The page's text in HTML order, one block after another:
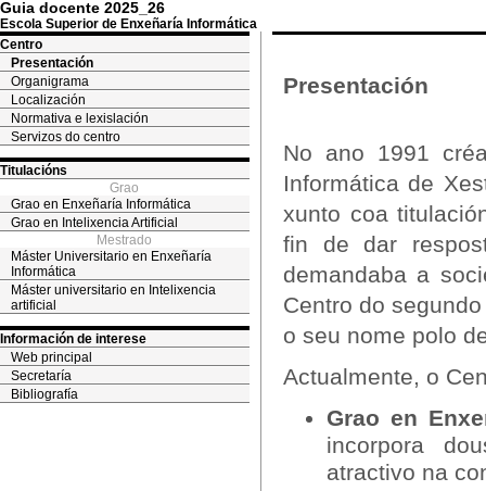
Guia docente 2025_26
Escola Superior de Enxeñaría Informática
Centro
Presentación
Organigrama
Localización
Normativa e lexislación
Servizos do centro
Titulacións
Grao
Grao en Enxeñaría Informática
Grao en Intelixencia Artificial
Mestrado
Máster Universitario en Enxeñaría
Informática
Máster universitario en Intelixencia
artificial
Información de interese
Web principal
Secretaría
Bibliografía
Presentación
No ano 1991
Informática de
xunto coa
fin de dar
demandaba a
Centro do
o seu nome polo
Actualmente, o
Grao en
incorpora
atractivo na